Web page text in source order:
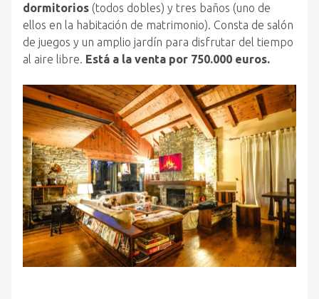
dormitorios (todos dobles) y tres baños (uno de
ellos en la habitación de matrimonio). Consta de salón
de juegos y un amplio jardín para disfrutar del tiempo
al aire libre. Está a la venta por 750.000 euros.